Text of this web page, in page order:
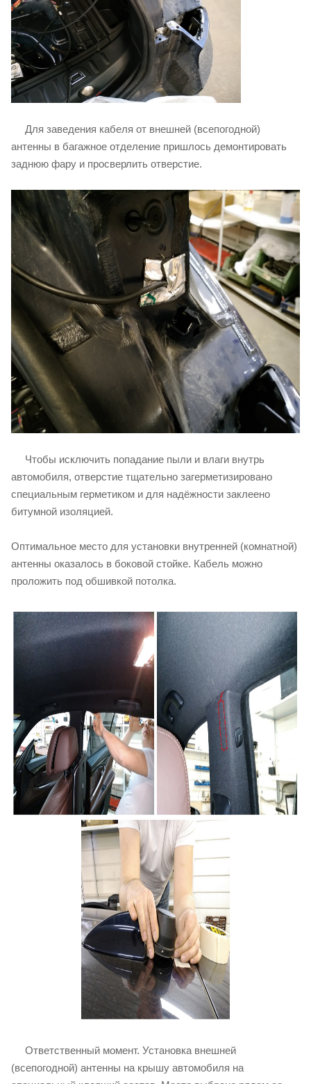
Для заведения кабеля от внешней (всепогодной)
антенны в багажное отделение пришлось демонтировать
заднюю фару и просверлить отверстие.
Чтобы исключить попадание пыли и влаги внутрь
автомобиля, отверстие тщательно загерметизировано
специальным герметиком и для надёжности заклеено
битумной изоляцией.
Оптимальное место для установки внутренней (комнатной)
антенны оказалось в боковой стойке. Кабель можно
проложить под обшивкой потолка.
Ответственный момент. Установка внешней
(всепогодной) антенны на крышу автомобиля на